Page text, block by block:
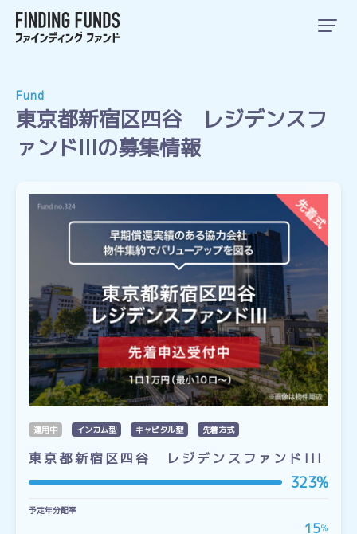
Fund
東京都新宿区四谷 レジデンスフ
ァンドIIIの募集情報
運用中 インカム型 キャピタル型 先着方式
東京都新宿区四谷 レジデンスファンドIII
323%
予定年分配率
15％